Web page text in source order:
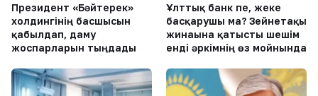
Президент «Бәйтерек»
холдингінің басшысын
қабылдап, даму
жоспарларын тыңдады
Ұлттық банк пе, жеке
басқарушы ма? Зейнетақы
жинағына қатысты шешім
енді әркімнің өз мойнында